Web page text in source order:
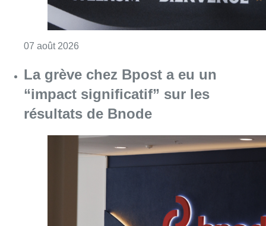
07 août 2026
La grève chez Bpost a eu un
“impact significatif” sur les
résultats de Bnode